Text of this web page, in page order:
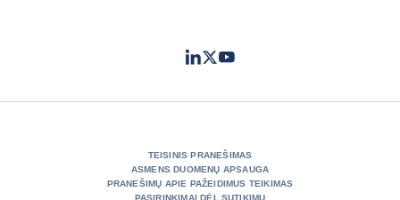
LinkedIn
TwitterYoutube
TEISINIS PRANEŠIMAS
ASMENS DUOMENŲ APSAUGA
PRANEŠIMŲ APIE PAŽEIDIMUS TEIKIMAS
PASIRINKIMAI DĖL SUTIKIMŲ